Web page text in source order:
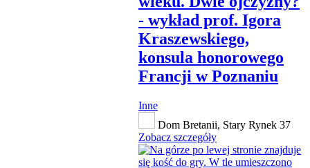
- wykład prof. Igora
Kraszewskiego,
konsula honorowego
Francji w Poznaniu
Inne
Dom Bretanii, Stary Rynek 37
Zobacz szczegóły